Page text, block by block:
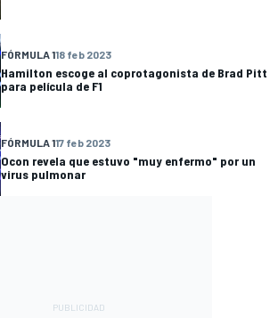
FÓRMULA 118 feb 2023
Hamilton escoge al coprotagonista de Brad Pitt
para película de F1
FÓRMULA 117 feb 2023
Ocon revela que estuvo "muy enfermo" por un
virus pulmonar